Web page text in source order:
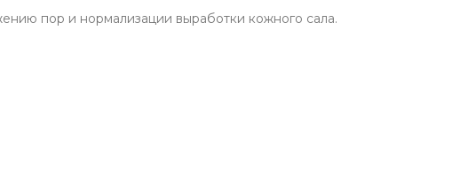
пор и нормализации выработки кожного сала.